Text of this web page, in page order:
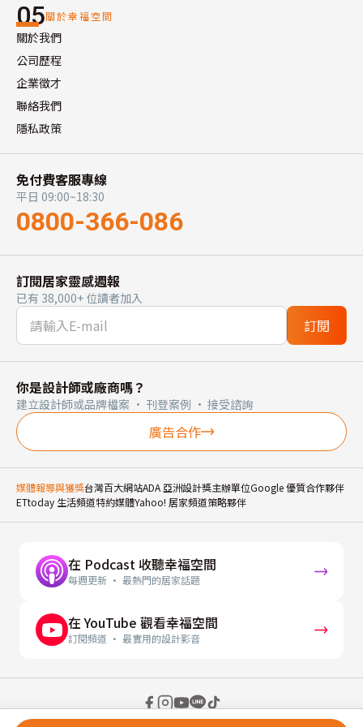
05關於幸福空間
關於我們
公司歷程
企業徵才
聯絡我們
隱私政策
免付費客服專線
平日 09:00~18:30
0800-366-086
訂閱居家靈感週報
已有 38,000+ 位讀者加入
訂閱
你是設計師或廠商嗎？
建立設計師或品牌檔案 · 刊登案例 · 接受諮詢
廣告合作
媒體報導與獲獎台灣百大網站ADA 亞洲設計獎主辦單位Google 優質合作夥伴
ETtoday 生活頻道特約媒體Yahoo! 居家頻道策略夥伴
在 Podcast 收聽幸福空間
每週更新 · 最熱門的居家話題
在 YouTube 觀看幸福空間
訂閱頻道 · 最實用的設計影音
© 2026 幸福空間 Gorgeous Space Co., Ltd.